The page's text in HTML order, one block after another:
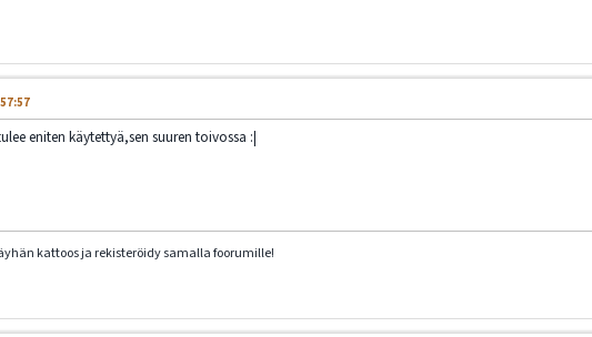
eniten käytettyä,sen suuren toivossa :|
kattoos ja rekisteröidy samalla foorumille!